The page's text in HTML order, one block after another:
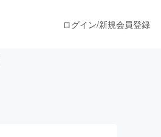
ログイン/新規会員登録